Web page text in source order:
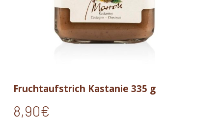
Fruchtaufstrich Kastanie 335 g
8,90€